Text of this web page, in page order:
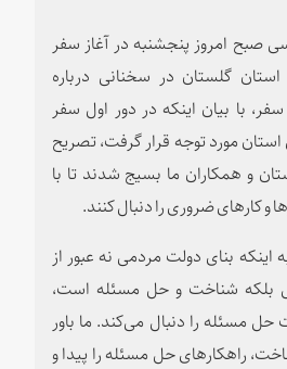
صبح امروز پنجشنبه در آغاز سفر
گلستان در سخنانی درباره
با بیان اینکه در دور اول سفر
مورد توجه قرار گرفت، تصریح
و همکاران ما بسیج شدند تا با
و کارهای ضروری را دنبال کنند.
اینکه بنای دولت مردمی نه عبور از
بلکه شناخت و حل مسئله است،
مسئله را دنبال می‌کند. ما باور
راهکارهای حل مسئله را پیدا و